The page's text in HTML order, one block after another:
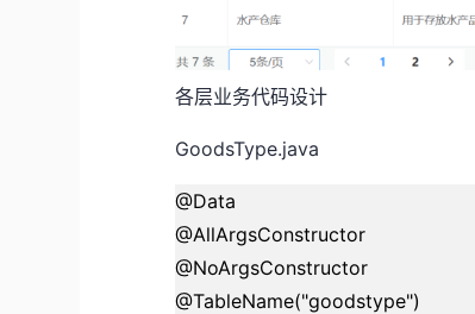
各层业务代码设计
GoodsType.java
@Data
@AllArgsConstructor
@NoArgsConstructor
@TableName("goodstype")